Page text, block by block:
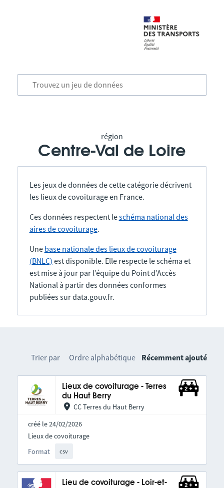
région
Centre-Val de Loire
Les jeux de données de cette catégorie décrivent
les lieux de covoiturage en France.
Ces données respectent leschéma national des
aires de covoiturage.
Une base nationale des lieux de covoiturage
(BNLC) est disponible. Elle respecte le schéma et
est mise à jour par l’équipe du Point d’Accès
National à partir des données conformes
publiées sur data.gouv.fr.
Trier par Ordre alphabétique Récemment ajouté
Lieux de covoiturage - Terres
du Haut Berry
CC Terres du Haut Berry
créé le 24/02/2026
Format csv
Lieux de covoiturage
Lieu de covoiturage - Loir-et-